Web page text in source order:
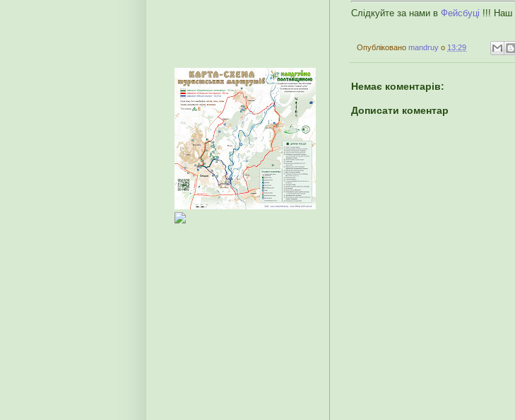
Слідкуйте за нами в Фейсбуці !!! Наш
Опубліковано mandruy о 13:29
Немає коментарів:
Дописати коментар